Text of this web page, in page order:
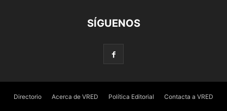
SÍGUENOS
Directorio Acerca de VRED Política Editorial Contacta a VRED